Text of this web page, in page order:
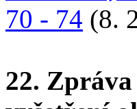
70 - 74 (8.
22. Zpráva